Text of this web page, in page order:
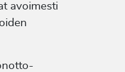
avoimesti